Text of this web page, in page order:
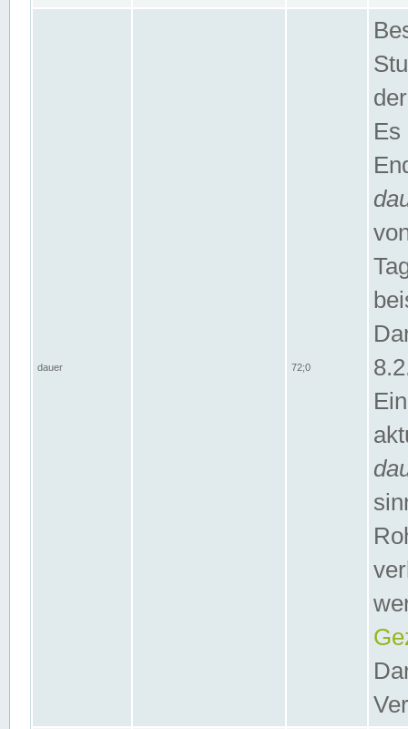
dauer 72;0
Es